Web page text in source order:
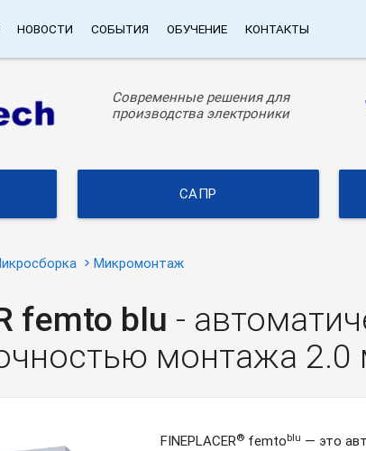
НОВОСТИ СОБЫТИЯ ОБУЧЕНИЕ КОНТАКТЫ
Современные решения для
производства электроники
САПР
Микромонтаж
femto blu -
монтажа
FINEPLACER®femtoblu — это